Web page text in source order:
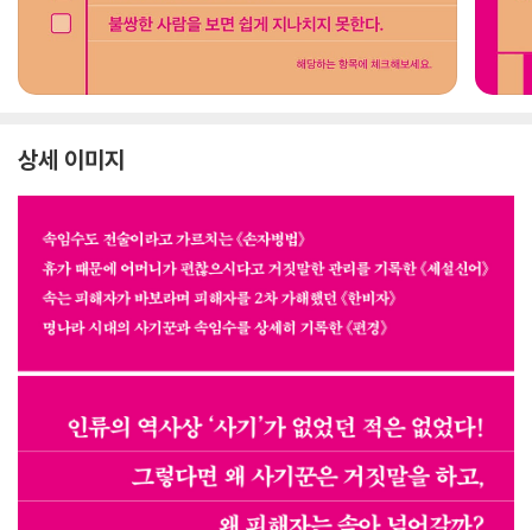
상세 이미지